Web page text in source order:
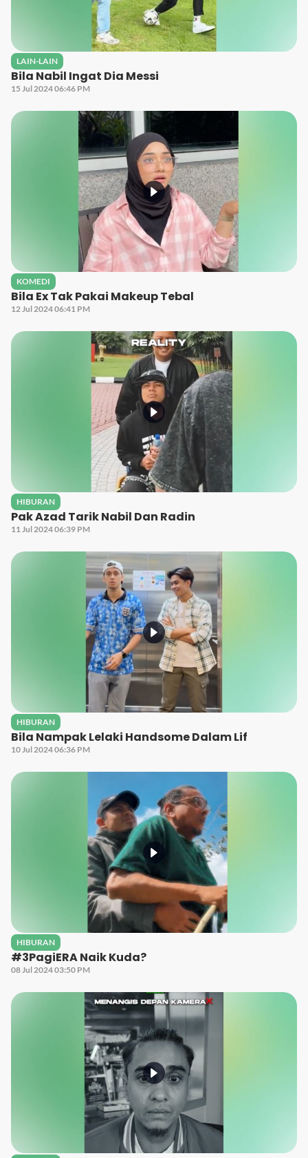
LAIN-LAIN
Bila Nabil Ingat Dia Messi
15 Jul 2024 06:46 PM
KOMEDI
Bila Ex Tak Pakai Makeup Tebal
12 Jul 2024 06:41 PM
HIBURAN
Pak Azad Tarik Nabil Dan Radin
11 Jul 2024 06:39 PM
HIBURAN
Bila Nampak Lelaki Handsome Dalam Lif
10 Jul 2024 06:36 PM
HIBURAN
#3PagiERA Naik Kuda?
08 Jul 2024 03:50 PM